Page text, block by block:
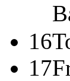
16
17